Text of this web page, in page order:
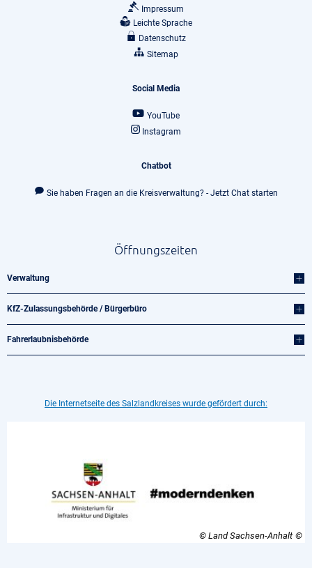
Impressum
Leichte Sprache
Datenschutz
Sitemap
Social Media
YouTube
Instagram
Chatbot
Sie haben Fragen an die Kreisverwaltung? - Jetzt Chat starten
Öffnungszeiten
Verwaltung
KfZ-Zulassungsbehörde / Bürgerbüro
Fahrerlaubnisbehörde
Die Internetseite des Salzlandkreises wurde gefördert durch:
© Land Sachsen-Anhalt